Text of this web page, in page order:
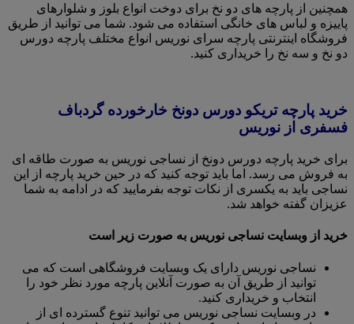
همچنین از پارچه های دو نخ برای دوخت انواع بلوز و شلوارهای
پاییزه و لباس های خانگی استفاده می شود. شما می توانید از طریق
فروشگاه اینترنتی پارچه سرای نوریس انواع مختلف پارچه دورس
دو نخ و سه نخ را خریداری کنید.
خرید پارچه تریکو دورس دونخ خارخورده گردباف
فسفری از نوریس
برای خرید پارچه دورس دونخ از نساجی نوریس به صورت طاقه ای
به فروش می رسد. اما باید توجه کنید که در حین خرید پارچه از این
نساجی باید به یکسری از نکات توجه بفرمایید که در ادامه به شما
عزیزان گفته خواهد شد.
خرید از وبسایت نساجی نوریس به صورت زیر است
نساجی نوریس دارای یک وبسایت فروشگاهی است که می
توانید از طریق آن به صورت آنلاین پارچه مورد نظر خود را
انتخاب و خریداری کنید.
در وبسایت نساجی نوریس می توانید تنوع گسترده ای از